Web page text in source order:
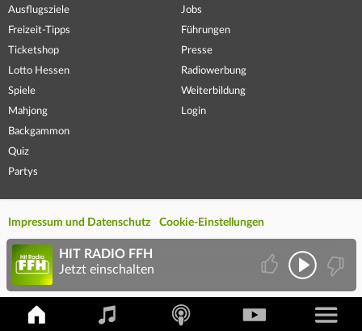
Ausflugsziele
Freizeit-Tipps
Ticketshop
Lotto Hessen
Spiele
Mahjong
Backgammon
Quiz
Partys
Jobs
Führungen
Presse
Radiowerbung
Weiterbildung
Login
Impressum und Datenschutz Cookie-Einstellungen
HIT RADIO FFH
Jetzt einschalten